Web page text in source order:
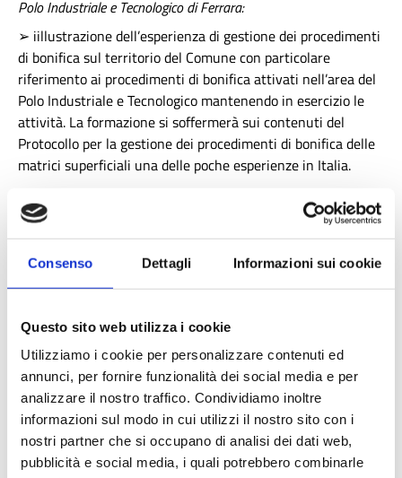
Consenso Dettagli Informazioni sui cookie
Questo sito web utilizza i cookie
Utilizziamo i cookie per personalizzare contenuti ed
annunci, per fornire funzionalità dei social media e per
analizzare il nostro traffico. Condividiamo inoltre
informazioni sul modo in cui utilizzi il nostro sito con i
nostri partner che si occupano di analisi dei dati web,
pubblicità e social media, i quali potrebbero combinarle
Polo Industriale e Tecnologico di Ferrara:
➢ iillustrazione dell’esperienza di gestione dei procedimenti
di bonifica sul territorio del Comune con particolare
riferimento ai procedimenti di bonifica attivati nell’area del
Polo Industriale e Tecnologico mantenendo in esercizio le
attività. La formazione si soffermerà sui contenuti del
Protocollo per la gestione dei procedimenti di bonifica delle
matrici superficiali una delle poche esperienze in Italia.
persone e dura una giornata. Il personale comunale
illustrerà le esperienze maturate, offrendo strumenti pratici
e indicazioni operative.
N.B.Le date segnalate sono indicative. Le date definitive
Di seguito i momenti formativi:
Gestione dei pareri nell'ambito delle pratiche di AUA e
protocollo scarichi fuori fognatura
Gestione degli esposti in materia di Rumore
Gestione dei procedimenti di Bonifica nel Comune di Ferrara
Gestione della mobilità e progetti e interventi per